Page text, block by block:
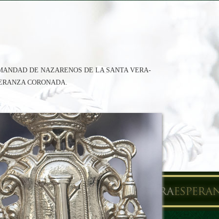
DE NAZARENOS DE LA SANTA VERA-
CORONADA.